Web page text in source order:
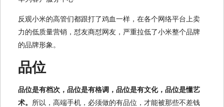
反观小米的高管们都跟打了鸡血一样，在各个网络平台上卖
力的低质量营销，怼友商怼网友，严重拉低了小米整个品牌
的品牌形象。
品位
品位是有档次，品位是有格调，品位是有文化，品位是懂艺
术。 所以，高端手机，必须做的有品位，才能被那些不差钱